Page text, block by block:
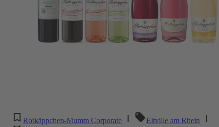
Rotkäppchen-Mumm Corporate | Eltville am Rhein |